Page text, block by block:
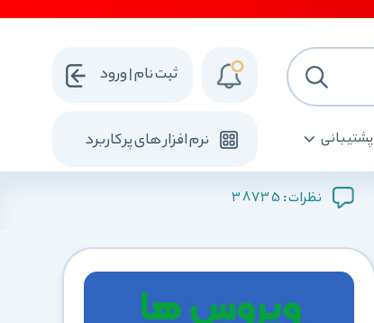
پشتیبانی نرم افزار های پرکاربرد
ثبت نام | ورود
نظرات : 38735